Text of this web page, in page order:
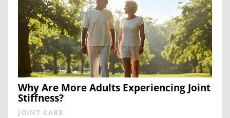
Why Are More Adults Experiencing Joint
Stiffness?
JOINT CARE